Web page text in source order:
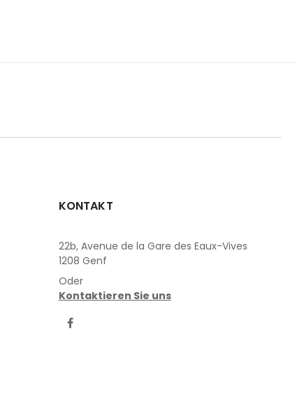
KONTAKT
22b, Avenue de la Gare des Eaux-Vives
1208 Genf
Oder
Kontaktieren Sie uns